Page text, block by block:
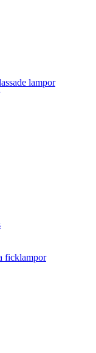
lampor
ficklampor